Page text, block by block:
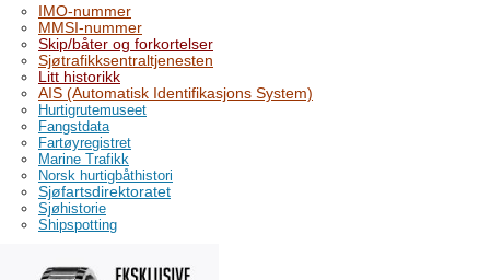
IMO-nummer
MMSI-nummer
Skip/båter og forkortelser
Sjøtrafikksentraltjenesten
Litt historikk
AIS (Automatisk Identifikasjons System)
Hurtigrutemuseet
Fangstdata
Fartøyregistret
Marine Trafikk
Norsk hurtigbåthistori
Sjøfartsdirektoratet
Sjøhistorie
Shipspotting